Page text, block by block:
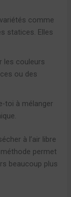
comme
statices. Elles
les couleurs
ou des
toi à mélanger
à l’air libre
permet
beaucoup plus